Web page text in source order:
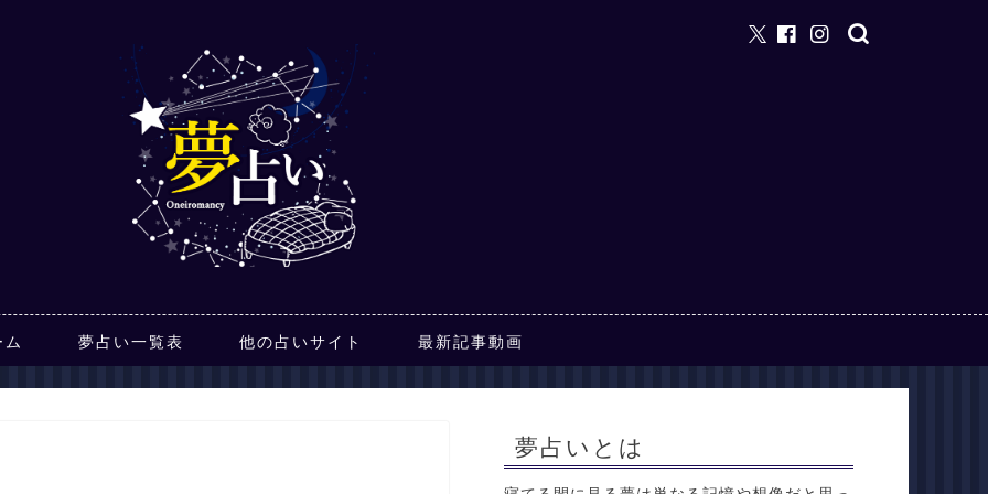
ム 夢占い一覧表 他の占いサイト 最新記事動画
夢占いとは